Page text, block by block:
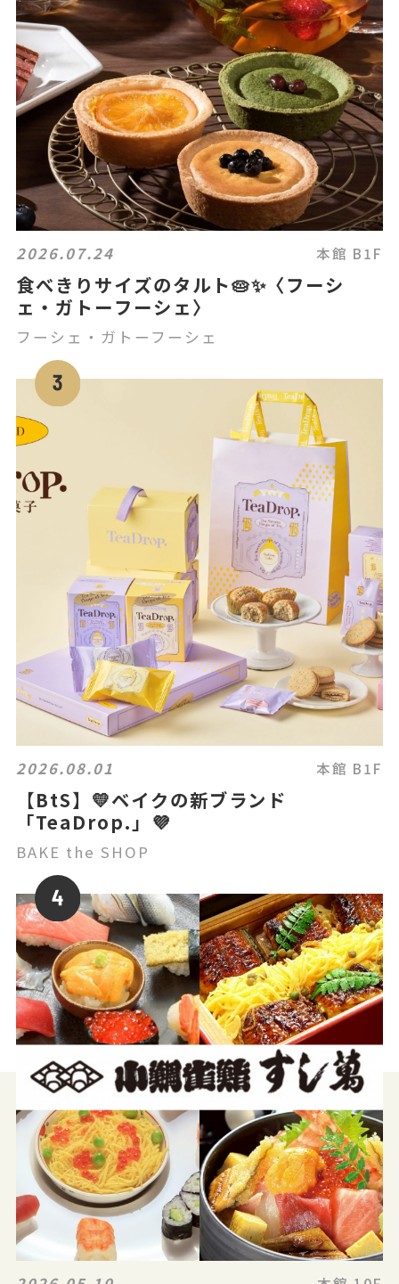
2026.07.24 本館 B1F
食べきりサイズのタルト🥧✨〈フーシ
ェ・ガトーフーシェ〉
フーシェ・ガトーフーシェ
2026.08.01 本館 B1F
【BtS】💛ベイクの新ブランド
「TeaDrop.」💜
BAKE the SHOP